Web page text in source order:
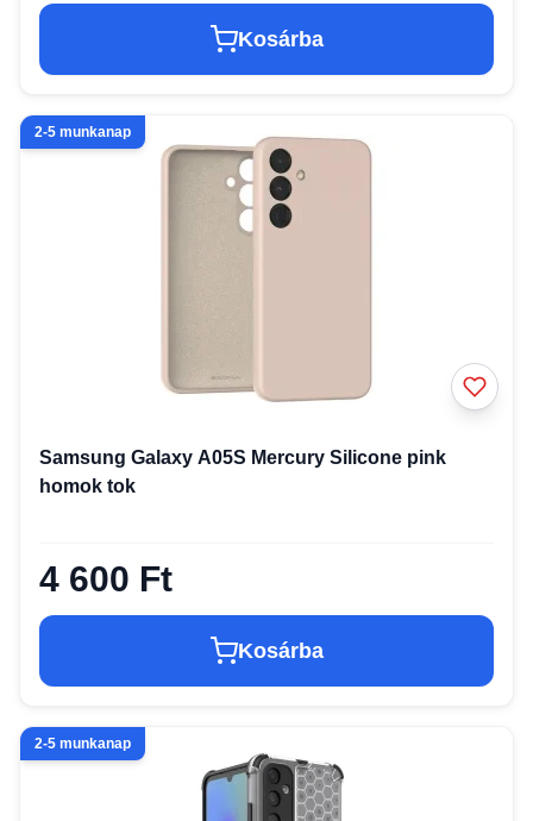
Kosárba
2-5 munkanap
Samsung Galaxy A05S Mercury Silicone pink
homok tok
4 600 Ft
Kosárba
2-5 munkanap